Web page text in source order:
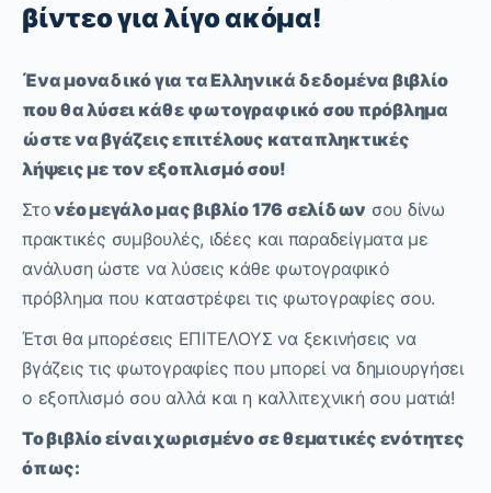
βίντεο για λίγο ακόμα!
Ένα μοναδικό για τα Ελληνικά δεδομένα βιβλίο
που θα λύσει κάθε φωτογραφικό σου πρόβλημα
ώστε να βγάζεις επιτέλους καταπληκτικές
λήψεις με τον εξοπλισμό σου!
Στονέο μεγάλο μας βιβλίο 176 σελίδων σου δίνω
πρακτικές συμβουλές, ιδέες και παραδείγματα με
ανάλυση ώστε να λύσεις κάθε φωτογραφικό
πρόβλημα που καταστρέφει τις φωτογραφίες σου.
Έτσι θα μπορέσεις ΕΠΙΤΕΛΟΥΣ να ξεκινήσεις να
βγάζεις τις φωτογραφίες που μπορεί να δημιουργήσει
ο εξοπλισμό σου αλλά και η καλλιτεχνική σου ματιά!
Το βιβλίο είναι χωρισμένο σε θεματικές ενότητες
όπως: